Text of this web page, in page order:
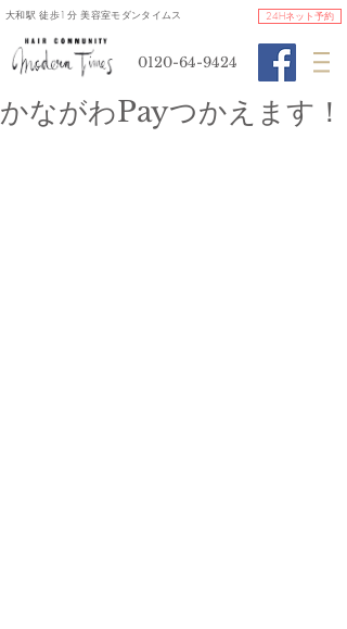
​大和駅 徒歩1分 美容室モダンタイムス
0120-64-9424
24Hネット予約
かながわPayつかえます！